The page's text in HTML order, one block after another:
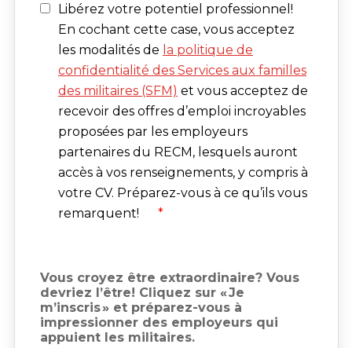
Libérez votre potentiel professionnel!
En cochant cette case, vous acceptez
les modalités de la politique de
confidentialité des Services aux familles
des militaires (SFM) et vous acceptez de
recevoir des offres d’emploi incroyables
proposées par les employeurs
partenaires du RECM, lesquels auront
accès à vos renseignements, y compris à
votre CV. Préparez-vous à ce qu’ils vous
remarquent!
*
Vous croyez être extraordinaire? Vous
devriez l’être! Cliquez sur « Je
m’inscris » et préparez-vous à
impressionner des employeurs qui
appuient les militaires.